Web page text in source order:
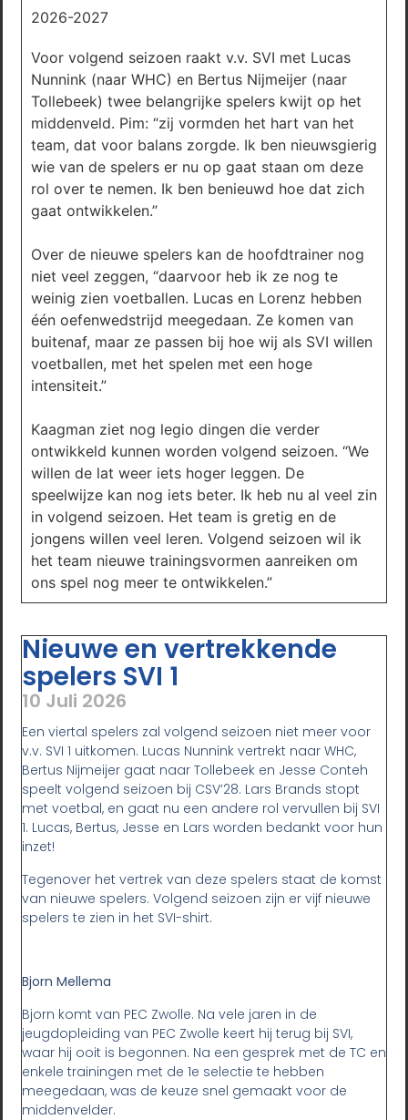
2026-2027
Voor volgend seizoen raakt v.v. SVI met Lucas
Nunnink (naar WHC) en Bertus Nijmeijer (naar
Tollebeek) twee belangrijke spelers kwijt op het
middenveld. Pim: “zij vormden het hart van het
team, dat voor balans zorgde. Ik ben nieuwsgierig
wie van de spelers er nu op gaat staan om deze
rol over te nemen. Ik ben benieuwd hoe dat zich
gaat ontwikkelen.”
Over de nieuwe spelers kan de hoofdtrainer nog
niet veel zeggen, “daarvoor heb ik ze nog te
weinig zien voetballen. Lucas en Lorenz hebben
één oefenwedstrijd meegedaan. Ze komen van
buitenaf, maar ze passen bij hoe wij als SVI willen
voetballen, met het spelen met een hoge
intensiteit.”
Kaagman ziet nog legio dingen die verder
ontwikkeld kunnen worden volgend seizoen. “We
willen de lat weer iets hoger leggen. De
speelwijze kan nog iets beter. Ik heb nu al veel zin
in volgend seizoen. Het team is gretig en de
jongens willen veel leren. Volgend seizoen wil ik
het team nieuwe trainingsvormen aanreiken om
ons spel nog meer te ontwikkelen.”
Nieuwe en vertrekkende
spelers SVI 1
10 Juli 2026
Een viertal spelers zal volgend seizoen niet meer voor
v.v. SVI 1 uitkomen. Lucas Nunnink vertrekt naar WHC,
Bertus Nijmeijer gaat naar Tollebeek en Jesse Conteh
speelt volgend seizoen bij CSV’28. Lars Brands stopt
met voetbal, en gaat nu een andere rol vervullen bij SVI
1. Lucas, Bertus, Jesse en Lars worden bedankt voor hun
inzet!
Tegenover het vertrek van deze spelers staat de komst
van nieuwe spelers. Volgend seizoen zijn er vijf nieuwe
spelers te zien in het SVI-shirt.
Bjorn Mellema
Bjorn komt van PEC Zwolle. Na vele jaren in de
jeugdopleiding van PEC Zwolle keert hij terug bij SVI,
waar hij ooit is begonnen. Na een gesprek met de TC en
enkele trainingen met de 1e selectie te hebben
meegedaan, was de keuze snel gemaakt voor de
middenvelder.